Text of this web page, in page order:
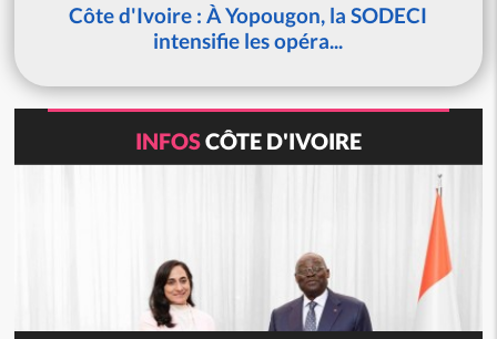
Côte d'Ivoire : À Yopougon, la SODECI
intensifie les opéra...
INFOSCÔTE D'IVOIRE